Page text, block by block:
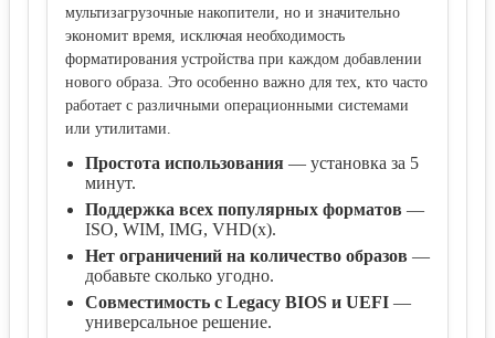
мультизагрузочные накопители, но и значительно
экономит время, исключая необходимость
форматирования устройства при каждом добавлении
нового образа. Это особенно важно для тех, кто часто
работает с различными операционными системами
или утилитами.
Простота использования — установка за 5
минут.
Поддержка всех популярных форматов —
ISO, WIM, IMG, VHD(x).
Нет ограничений на количество образов —
добавьте сколько угодно.
Совместимость с Legacy BIOS и UEFI —
универсальное решение.